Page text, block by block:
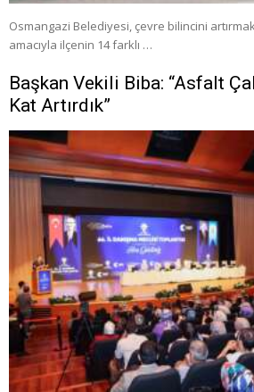
Osmangazi Belediyesi, çevre bilincini artırmak
amacıyla ilçenin 14 farklı …
Başkan Vekili Biba: “Asfalt
Kat Artırdık”